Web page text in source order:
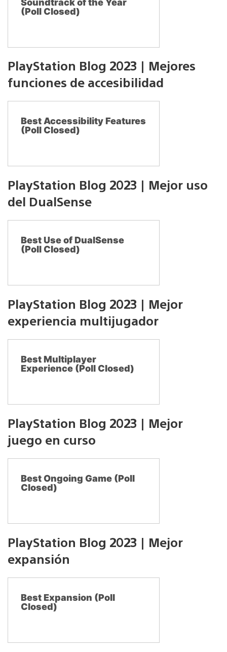
(Poll Closed)
PlayStation Blog 2023 | Mejores
funciones de accesibilidad
Best Accessibility Features
(Poll Closed)
PlayStation Blog 2023 | Mejor uso
del DualSense
Best Use of DualSense
(Poll Closed)
PlayStation Blog 2023 | Mejor
experiencia multijugador
Best Multiplayer
Experience (Poll Closed)
PlayStation Blog 2023 | Mejor
juego en curso
Best Ongoing Game (Poll
Closed)
PlayStation Blog 2023 | Mejor
expansión
Best Expansion (Poll
Closed)